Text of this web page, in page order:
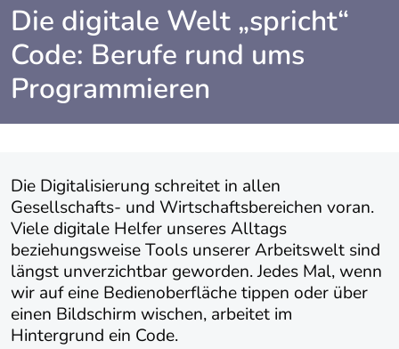
Die digitale Welt „spricht“
Code: Berufe rund ums
Programmieren
Die Digitalisierung schreitet in allen
Gesellschafts- und Wirtschaftsbereichen voran.
Viele digitale Helfer unseres Alltags
beziehungsweise Tools unserer Arbeitswelt sind
längst unverzichtbar geworden. Jedes Mal, wenn
wir auf eine Bedienoberfläche tippen oder über
einen Bildschirm wischen, arbeitet im
Hintergrund ein Code.